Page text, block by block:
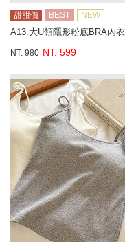
甜甜價 BEST NEW
A13.大U領隱形粉底BRA內衣
NT. 980 NT. 599